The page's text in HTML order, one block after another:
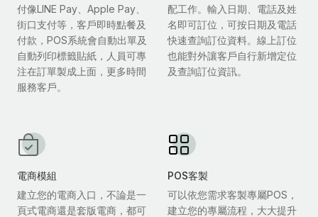
付像LINE Pay、Apple Pay、
街口支付等，客戶即時點餐及
付款，POS系統會自動出單及
自動列印標籤貼紙，人員可專
注在訂單製成上面，更多時間
服務客戶。
配工作。輸入日期、電話及姓
名即可訂位，可按日期及電話
快速查詢訂位資料。線上訂位
也能對外讓客戶自行新增定位
及查詢訂位資訊。
電商模組
建立您的電商入口，不論是一
頁式電商還是套版電商，都可
POS客製
可以依您需求客製專屬POS，
建立您的專屬流程，大大提升